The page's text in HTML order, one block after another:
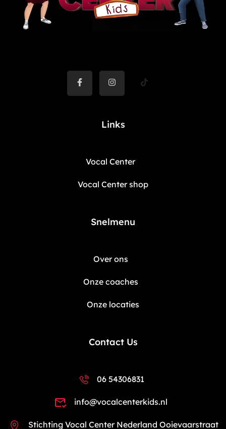
Links
Vocal Center
Vocal Center shop
Snelmenu
Over ons
Onze coaches
Onze locaties
Contact Us
06 54306831
info@vocalcenterkids.nl
Stichting Vocal Center Nederland Ooievaarstraat